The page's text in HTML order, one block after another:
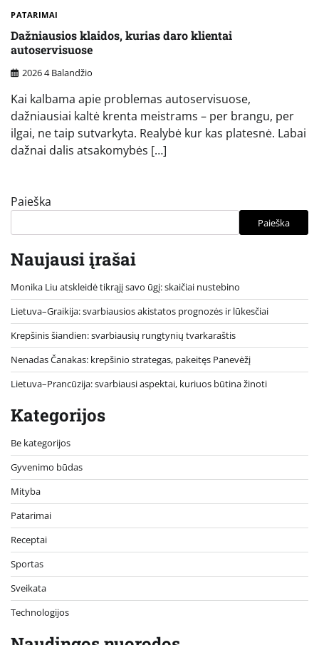
PATARIMAI
Dažniausios klaidos, kurias daro klientai
autoservisuose
2026 4 Balandžio
Kai kalbama apie problemas autoservisuose,
dažniausiai kaltė krenta meistrams – per brangu, per
ilgai, ne taip sutvarkyta. Realybė kur kas platesnė. Labai
dažnai dalis atsakomybės […]
Paieška
Paieška
Naujausi įrašai
Monika Liu atskleidė tikrąjį savo ūgį: skaičiai nustebino
Lietuva–Graikija: svarbiausios akistatos prognozės ir lūkesčiai
Krepšinis šiandien: svarbiausių rungtynių tvarkaraštis
Nenadas Čanakas: krepšinio strategas, pakeitęs Panevėžį
Lietuva–Prancūzija: svarbiausi aspektai, kuriuos būtina žinoti
Kategorijos
Be kategorijos
Gyvenimo būdas
Mityba
Patarimai
Receptai
Sportas
Sveikata
Technologijos